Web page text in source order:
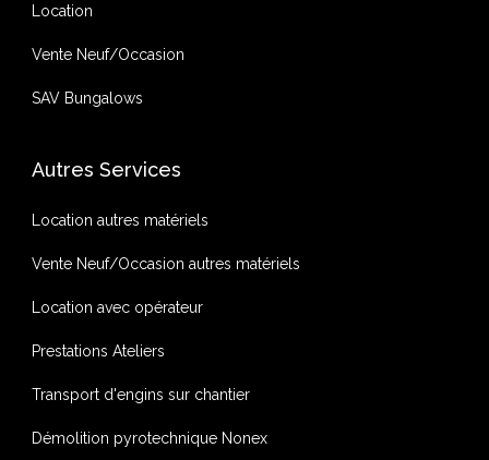
Location
Vente Neuf/Occasion
SAV Bungalows
Autres Services
Location autres matériels
Vente Neuf/Occasion autres matériels
Location avec opérateur
Prestations Ateliers
Transport d'engins sur chantier
Démolition pyrotechnique Nonex